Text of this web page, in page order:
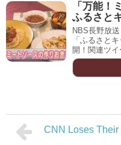
「万能！
ふるさと
NBS長野放
「ふるさと
開！関連ツ
CNN Loses Their